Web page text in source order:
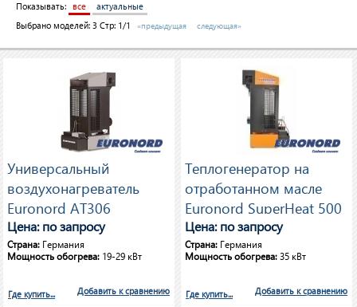
Показывать:
все
актуальные
Выбрано моделей: 3 Стр: 1/1 «предыдущая следующая»
Универсальный
воздухонагреватель
Euronord AT306
Цена: по запросу
Страна: Германия
Мощность обогрева: 19-29 кВт
Добавить к сравнению
Где купить...
Теплогенератор на
отработанном масле
Euronord SuperHeat 500
Цена: по запросу
Страна: Германия
Мощность обогрева:35 кВт
Добавить к сравнению
Где купить...